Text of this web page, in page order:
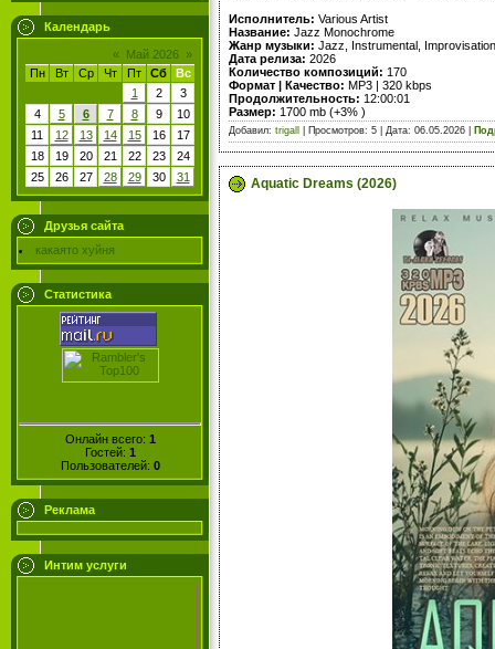
Календарь
« Май 2026 »
Пн
Вт Ср Чт Пт Сб
Вс
1
2
3
4
5 6 7 8 9
10
11
12 13 14 15 16
17
18
19 20 21 22 23
24
25
26 27 28 29 30 31
Друзья сайта
какаято хуйня
Статистика
Онлайн всего: 1
Гостей: 1
Пользователей: 0
Реклама
Интим услуги
Исполнитель: Various Artist
Название: Jazz Monochrome
Жанр музыки: Jazz, Instrumental, Improvisation
Дата релиза: 2026
Количество композиций: 170
Формат | Качество: MP3 | 320 kbps
Продолжительность: 12:00:01
Размер: 1700 mb (+3% )
Добавил: trigall | Просмотров: 5 | Дата: 06.05.2026
Aquatic Dreams (2026)